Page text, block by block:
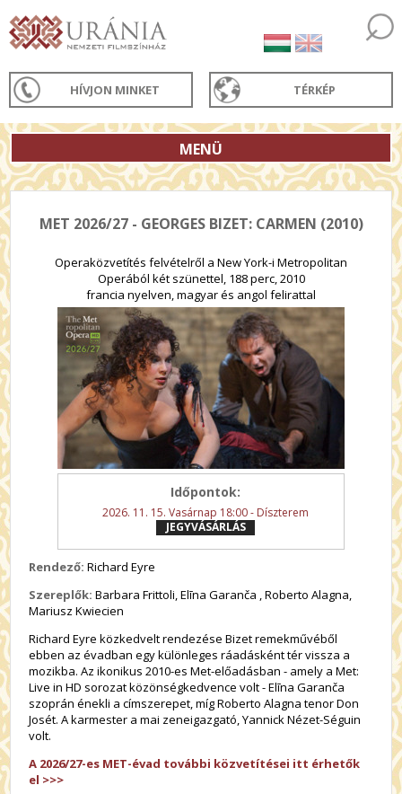
HÍVJON MINKET TÉRKÉP
MENÜ
MET 2026/27 - GEORGES BIZET: CARMEN (2010)
Operaközvetítés felvételről a New York-i Metropolitan
Operából két szünettel, 188 perc, 2010
francia nyelven, magyar és angol felirattal
Időpontok:
2026. 11. 15. Vasárnap 18:00 - Díszterem
JEGYVÁSÁRLÁS
Rendező: Richard Eyre
Szereplők:Barbara Frittoli, Elīna Garanča , Roberto Alagna,
Mariusz Kwiecien
Richard Eyre közkedvelt rendezése Bizet remekművéből
ebben az évadban egy különleges ráadásként tér vissza a
mozikba. Az ikonikus 2010-es Met-előadásban - amely a Met:
Live in HD sorozat közönségkedvence volt - Elīna Garanča
szoprán énekli a címszerepet, míg Roberto Alagna tenor Don
Josét. A karmester a mai zeneigazgató, Yannick Nézet-Séguin
volt.
A 2026/27-es MET-évad további közvetítései itt érhetők
el >>>